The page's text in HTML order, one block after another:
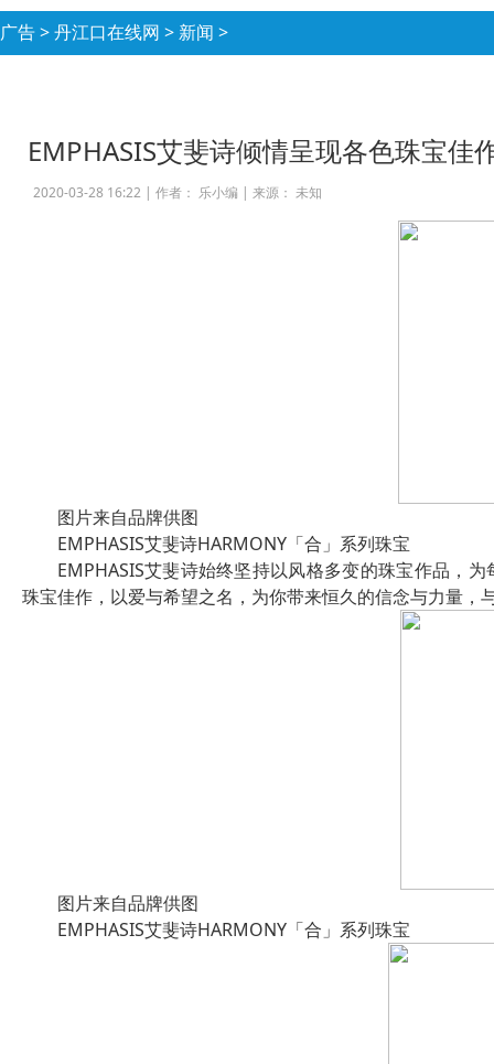
广告>丹江口在线网 > 新闻 >
EMPHASIS艾斐诗倾情呈现各色珠宝佳
2020-03-28 16:22 | 作者： 乐小编 | 来源： 未知
图片来自品牌供图
EMPHASIS艾斐诗HARMONY「合」系列珠宝
EMPHASIS艾斐诗始终坚持以风格多变的珠宝作品，
珠宝佳作，以爱与希望之名，为你带来恒久的信念与力量，
图片来自品牌供图
EMPHASIS艾斐诗HARMONY「合」系列珠宝